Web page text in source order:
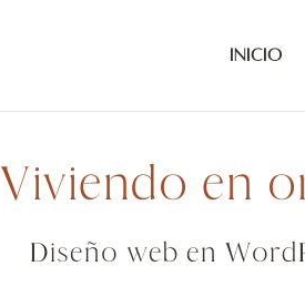
Inicio
Viviendo en
Diseño web en